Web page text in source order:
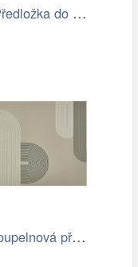
Weltbild Předložka do koupelny Relax,…
4Home Koupelnová předložka Abstract, 50…